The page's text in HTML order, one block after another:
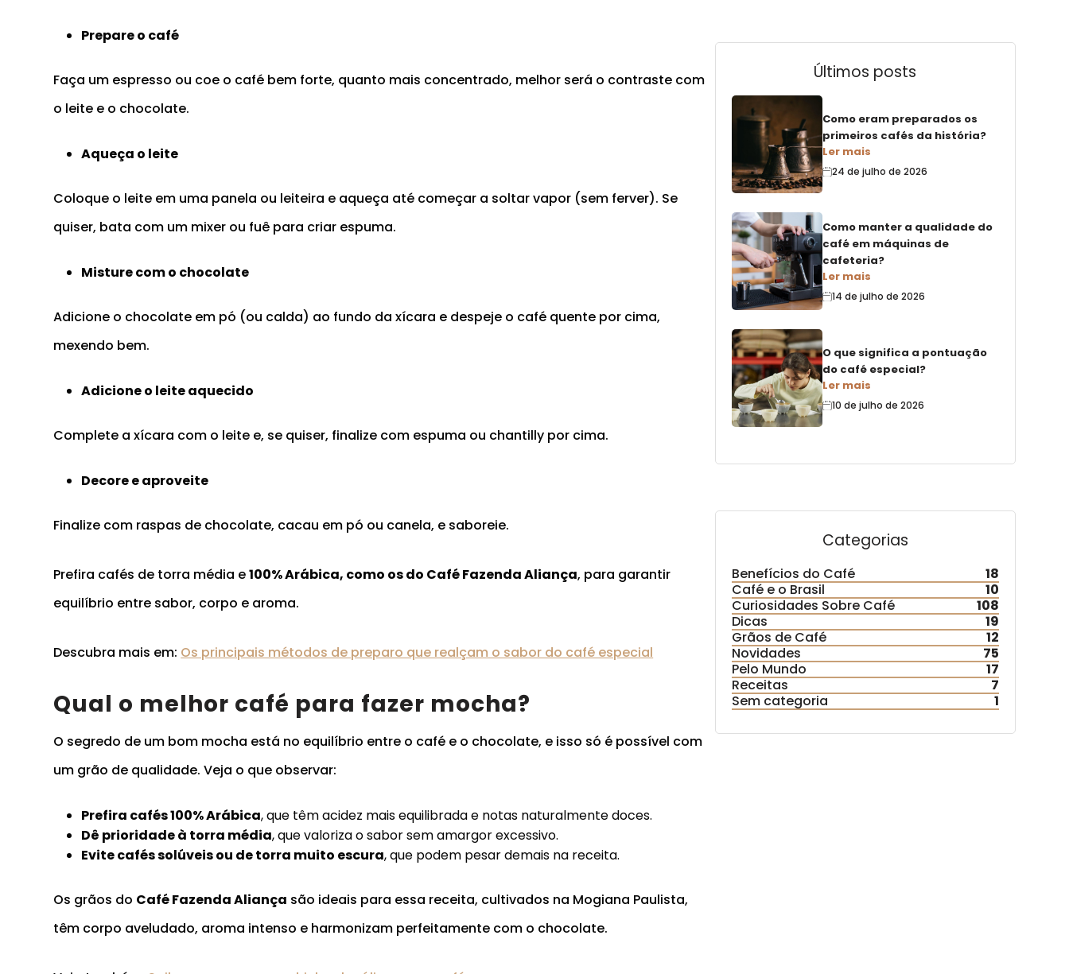
Prepare o café
Faça um espresso ou coe o café bem forte, quanto mais concentrado, melhor será o contraste com
o leite e o chocolate.
Aqueça o leite
Coloque o leite em uma panela ou leiteira e aqueça até começar a soltar vapor (sem ferver). Se
quiser, bata com um mixer ou fuê para criar espuma.
Misture com o chocolate
Adicione o chocolate em pó (ou calda) ao fundo da xícara e despeje o café quente por cima,
mexendo bem.
Adicione o leite aquecido
Complete a xícara com o leite e, se quiser, finalize com espuma ou chantilly por cima.
Decore e aproveite
Finalize com raspas de chocolate, cacau em pó ou canela, e saboreie.
Prefira cafés de torra média e100% Arábica, como os do Café Fazenda Aliança, para garantir
equilíbrio entre sabor, corpo e aroma.
Descubra mais em: Os principais métodos de preparo que realçam o sabor do café especial
Qual o melhor café para fazer mocha?
O segredo de um bom mocha está no equilíbrio entre o café e o chocolate, e isso só é possível com
um grão de qualidade. Veja o que observar:
Prefira cafés 100% Arábica, que têm acidez mais equilibrada e notas naturalmente doces.
Dê prioridade à torra média, que valoriza o sabor sem amargor excessivo.
Evite cafés solúveis ou de torra muito escura, que podem pesar demais na receita.
Os grãos do Café Fazenda Aliança são ideais para essa receita, cultivados na Mogiana Paulista,
têm corpo aveludado, aroma intenso e harmonizam perfeitamente com o chocolate.
Últimos posts
Como eram preparados os
primeiros cafés da história?
Ler mais
24 de julho de 2026
Como manter a qualidade do
café em máquinas de
cafeteria?
Ler mais
14 de julho de 2026
O que significa a pontuação
do café especial?
Ler mais
10 de julho de 2026
Categorias
Benefícios do Café
18
Café e o Brasil
10
Curiosidades Sobre Café
108
Dicas
19
Grãos de Café
12
Novidades
75
Pelo Mundo
17
Receitas
7
Sem categoria
1